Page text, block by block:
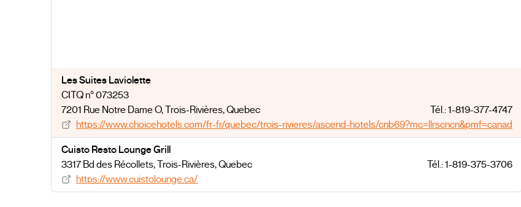
Les Suites Laviolette
CITQ n° 073253
7201 Rue Notre Dame O, Trois-Rivières, Quebec
Tél.: 1-819-377-4747
https://www.choicehotels.com/fr-fr/quebec/trois-rivieres/ascend-hotels/cnb69?mc=llrscncn&pmf=canada
Cuisto Resto Lounge Grill
3317 Bd des Récollets, Trois-Rivières, Quebec
Tél.: 1-819-375-3706
https://www.cuistolounge.ca/